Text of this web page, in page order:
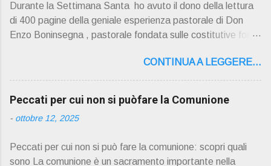
Durante la Settimana Santa ho avuto il dono della lettura
di 400 pagine della geniale esperienza pastorale di Don
Enzo Boninsegna , pastorale fondata sulle costitutive fon ti
Dio giunta in continuit à ecclesiale a noi per mezzo di Gesù,
degli Apostoli e dei loro successori . Io don Gino Oliosi v
orrei contribuire ad una lettura non pregiudiziale su don
Enzo Boninsegna . Per gli ultimi tempi di vita l'ho scelto
come Confessore. Del suo volume " ERO "CURATO" …
D on Enzo Boninsegna , per ordinazioni Via San Giovanni
CONTINUA A LEGGERE...
Peccati per cui non si puòfare la Comunione
- ottobre 12, 2025
Peccati per cui non si può fare la comunione: scopri quali
sono La comunione è un sacramento importante nella